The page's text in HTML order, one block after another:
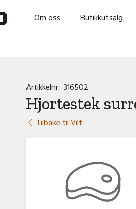
Om oss Butikkutsalg
Artikkelnr: 316502
Hjortestek
Tilbake til Vilt